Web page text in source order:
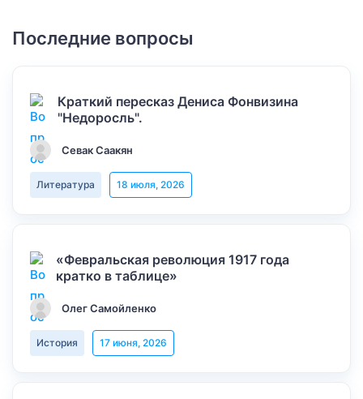
Последние вопросы
Краткий пересказ Дениса Фонвизина
"Недоросль".
Севак Саакян
Литература 18 июля, 2026
«Февральская революция 1917 года
кратко в таблице»
Олег Самойленко
История 17 июня, 2026